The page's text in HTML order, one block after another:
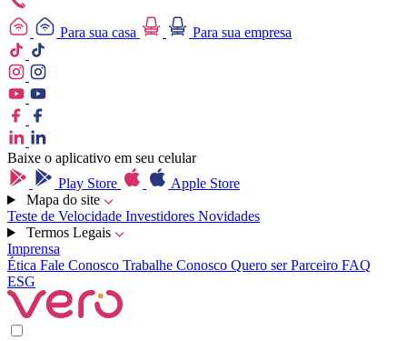
Para sua casa Para sua empresa
Baixe o aplicativo em seu celular
Play Store
Apple Store
Mapa do site
Teste de Velocidade Investidores Novidades
Termos Legais
Imprensa
Ética Fale Conosco Trabalhe Conosco Quero ser Parceiro FAQ
ESG